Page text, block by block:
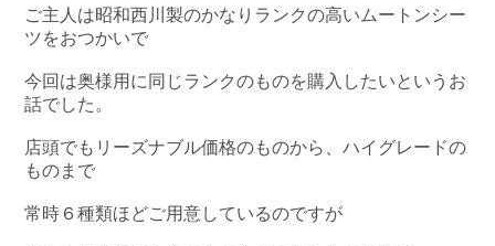
ご主人は昭和西川製のかなりランクの高いムートンシー
ツをおつかいで
今回は奥様用に同じランクのものを購入したいというお
話でした。
店頭でもリーズナブル価格のものから、ハイグレードの
ものまで
常時６種類ほどご用意しているのですが